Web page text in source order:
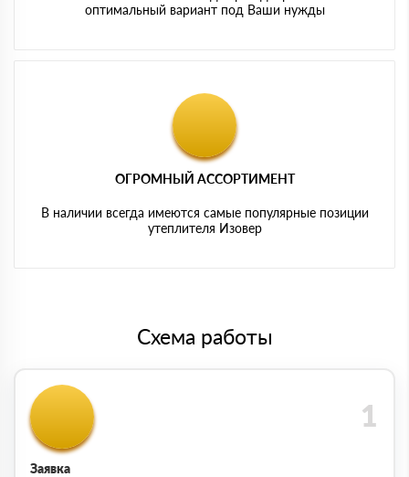
оптимальный вариант под Ваши нужды
ОГРОМНЫЙ АССОРТИМЕНТ
В наличии всегда имеются самые популярные позиции
утеплителя Изовер
Схема работы
Заявка